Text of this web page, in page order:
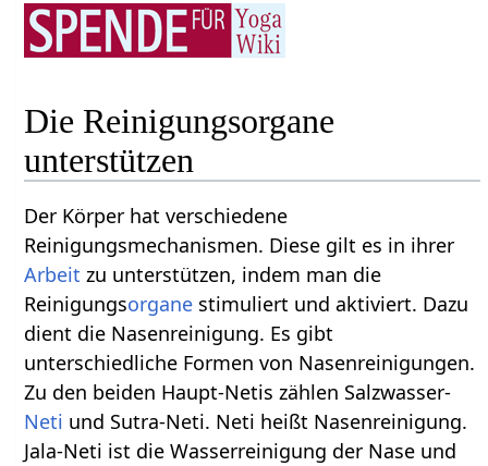
Die Reinigungsorgane
unterstützen
Der Körper hat verschiedene
Reinigungsmechanismen. Diese gilt es in ihrer
Arbeit zu unterstützen, indem man die
Reinigungsorgane stimuliert und aktiviert. Dazu
dient die Nasenreinigung. Es gibt
unterschiedliche Formen von Nasenreinigungen.
Zu den beiden Haupt-Netis zählen Salzwasser-
Neti und Sutra-Neti. Neti heißt Nasenreinigung.
Jala-Neti ist die Wasserreinigung der Nase und